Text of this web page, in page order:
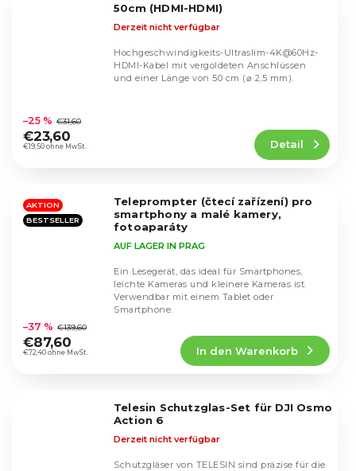
50cm (HDMI-HDMI)
durchschnittliche
Produktbewertung
ist
Sternen.
Derzeit nicht verfügbar
€19,50 ohne MwSt.
–25 % €31,60
€23,60 Detail
Hochgeschwindigkeits-Ultraslim-4K@60Hz-
HDMI-Kabel mit vergoldeten Anschlüssen
und einer Länge von 50 cm (⌀ 2,5 mm).
AKTION
BESTSELLER
Teleprompter (čtecí zařízení) pro
smartphony a malé kamery,
fotoaparáty
durchschnittliche
Produktbewertung
ist
AUF LAGER IN PRAG
€72,40 ohne MwSt.
–37 % €139,60
€87,60
In den Warenkorb
Ein Lesegerät, das ideal für Smartphones,
leichte Kameras und kleinere Kameras ist.
Verwendbar mit einem Tablet oder
Smartphone.
Telesin Schutzglas-Set für DJI Osmo
Action 6
Derzeit nicht verfügbar
Schutzgläser von TELESIN sind präzise für die